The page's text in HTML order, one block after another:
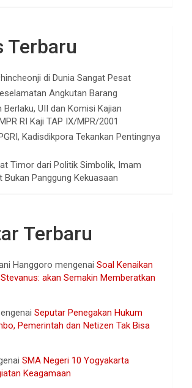
Terbaru
di Dunia Sangat Pesat
Angkutan Barang
Berlaku, UII dan Komisi Kajian
RI Kaji TAP IX/MPR/2001
Kadisdikpora Tekankan Pentingnya
Timor dari Politik Simbolik, Imam
Bukan Panggung Kekuasaan
Terbaru
Hanggoro mengenaiSoal Kenaikan
akan Semakin Memberatkan
Seputar Penegakan Hukum
Pemerintah dan Netizen Tak Bisa
SMA Negeri 10 Yogyakarta
Keagamaan